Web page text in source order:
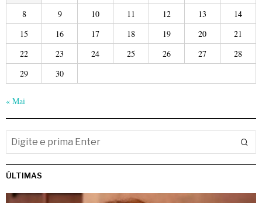
8
9 10 11 12 13
14
15
16 17 18 19 20
21
22
23 24 25 26 27
28
29
30
« Mai
ÚLTIMAS